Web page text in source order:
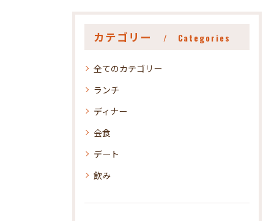
カテゴリー Categories
全てのカテゴリー
ランチ
ディナー
会食
デート
飲み